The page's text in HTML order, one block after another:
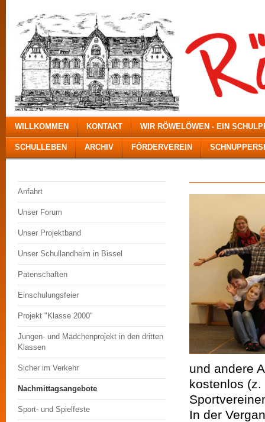
WILLKOMMEN KONTAKT WIR RÖWELÖWEN - EIN
SCHULLEBEN ARCHIV FÖRDERVEREIN
Anfahrt
Unser Forum
Unser Projektband
Unser Schullandheim in Bissel
Patenschaften
Einschulungsfeier
Projekt "Klasse 2000"
Jungen- und Mädchenprojekt in den dritten
Klassen
Sicher im Verkehr
Nachmittagsangebote
Sport- und Spielfeste
und andere
kostenlos
In der